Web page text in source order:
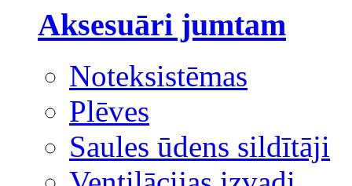
Aksesuāri jumtam
Noteksistēmas
Plēves
Saules ūdens sildītāji